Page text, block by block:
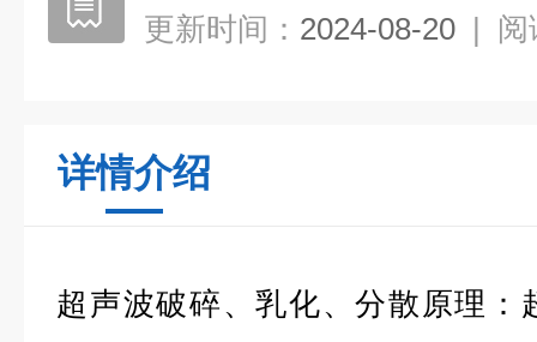
更新时间： 2024-08-20 | 阅
详情介绍
超声波破碎、乳化、分散原理：